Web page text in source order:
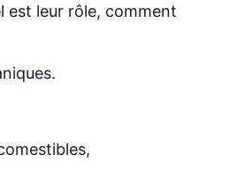
est leur rôle, comment